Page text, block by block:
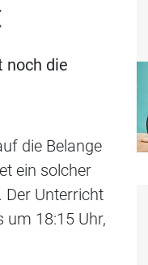
noch die
die Belange
ein solcher
Unterricht
18:15 Uhr,